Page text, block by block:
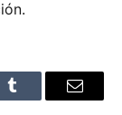
Tumblr Email